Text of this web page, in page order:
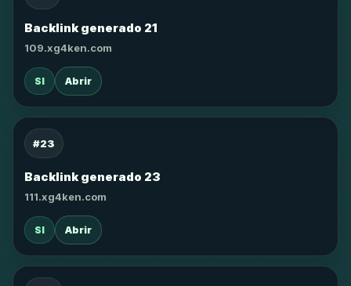
Backlink generado 21
109.xg4ken.com
SI Abrir
#23
Backlink generado 23
111.xg4ken.com
SI Abrir